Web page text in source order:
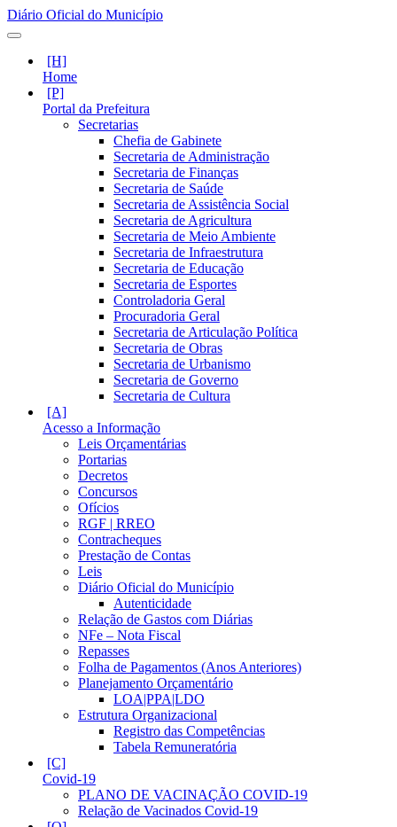
Diário Oficial do Município
Home
Portal da Prefeitura
Secretarias
Chefia de Gabinete
Secretaria de Administração
Secretaria de Finanças
Secretaria de Saúde
Secretaria de Assistência Social
Secretaria de Agricultura
Secretaria de Meio Ambiente
Secretaria de Infraestrutura
Secretaria de Educação
Secretaria de Esportes
Controladoria Geral
Procuradoria Geral
Secretaria de Articulação Política
Secretaria de Obras
Secretaria de Urbanismo
Secretaria de Governo
Secretaria de Cultura
Acesso a Informação
Leis Orçamentárias
Portarias
Decretos
Concursos
Ofícios
RGF | RREO
Contracheques
Prestação de Contas
Leis
Diário Oficial do Município
Autenticidade
Relação de Gastos com Diárias
NFe – Nota Fiscal
Repasses
Folha de Pagamentos (Anos Anteriores)
Planejamento Orçamentário
LOA|PPA|LDO
Estrutura Organizacional
Registro das Competências
Tabela Remuneratória
Covid-19
PLANO DE VACINAÇÃO COVID-19
Relação de Vacinados Covid-19